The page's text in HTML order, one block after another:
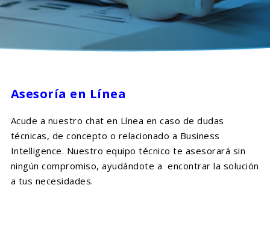
Asesoría en Línea
Acude a nuestro chat en Línea en caso de dudas
técnicas, de concepto o relacionado a Business
Intelligence. Nuestro equipo técnico te asesorará sin
ningún compromiso, ayudándote a encontrar la solución
a tus necesidades.